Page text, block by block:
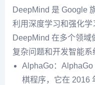
DeepMind 是 Google
利用深度学习和强化学
DeepMind 在多个领
复杂问题和开发智能系
AlphaGo：AlphaGo
棋程序，它在 2016